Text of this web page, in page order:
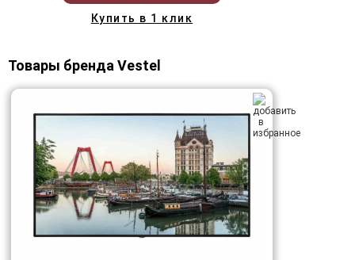
Купить в 1 клик
Товары бренда Vestel